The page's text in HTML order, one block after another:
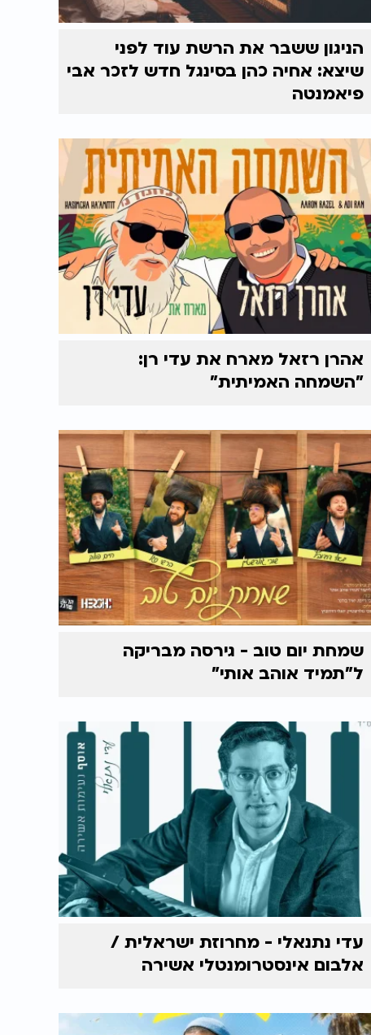
הניגון ששבר את הרשת עוד לפני
שיצא: אחיה כהן בסינגל חדש לזכר אבי
פיאמנטה
אהרן רזאל מארח את עדי רן:
"השמחה האמיתית"
שמחת יום טוב - גירסה מבריקה
ל"תמיד אוהב אותי"
עדי נתנאלי - מחרוזת ישראלית /
אלבום אינסטרומנטלי אשירה